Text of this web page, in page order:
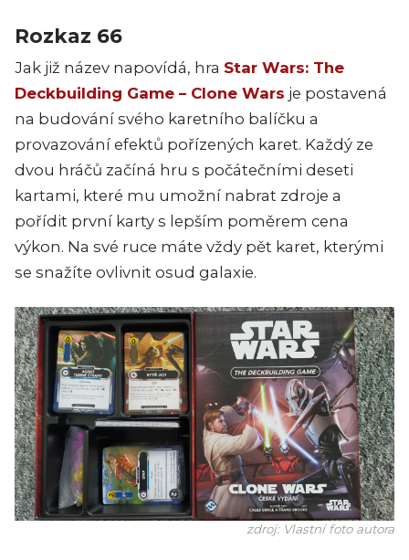
Rozkaz 66
Jak již název napovídá, hra Star Wars: The
Deckbuilding Game – Clone Wars je postavená
na budování svého karetního balíčku a
provazování efektů pořízených karet. Každý ze
dvou hráčů začíná hru s počátečními deseti
kartami, které mu umožní nabrat zdroje a
pořídit první karty s lepším poměrem cena
výkon. Na své ruce máte vždy pět karet, kterými
se snažíte ovlivnit osud galaxie.
zdroj: Vlastní foto autora